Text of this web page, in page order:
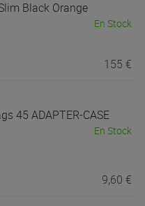
Black Orange
En Stock
155 €
45 ADAPTER-CASE
En Stock
9,60 €